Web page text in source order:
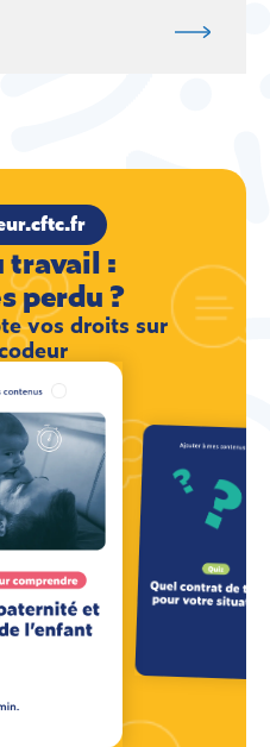
travail :
perdu ?
vos droits sur